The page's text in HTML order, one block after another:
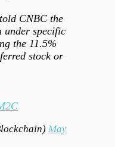
CNBC the
specific
the 11.5%
stock or
May